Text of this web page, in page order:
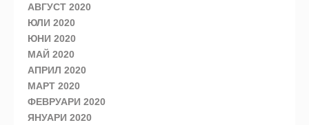
АВГУСТ 2020
ЮЛИ 2020
ЮНИ 2020
МАЙ 2020
АПРИЛ 2020
МАРТ 2020
ФЕВРУАРИ 2020
ЯНУАРИ 2020